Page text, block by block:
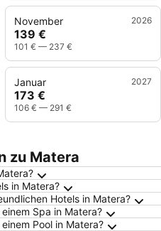
November 2026
139 €
101 € — 237 €
Januar 2027
173 €
106 € — 291 €
zu Matera
in Matera?
Hotels in Matera?
Spa in Matera?
Pool in Matera?